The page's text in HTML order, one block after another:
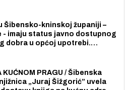
Šibensko-kninskoj županiji –
- imaju status javno dostupnog
dobra u općoj upotrebi.
KUĆNOM PRAGU / Šibenska
„Juraj Šižgorić” uvela